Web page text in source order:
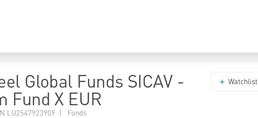
Global Funds SICAV -
Fund X EUR
LU2547923909 | Fonds
Watchlist